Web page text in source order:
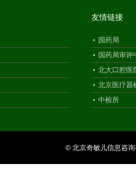
友情链接
国药局
国药局审评
北大口腔医
北京医疗器
中检所
© 北京奇敏儿信息咨